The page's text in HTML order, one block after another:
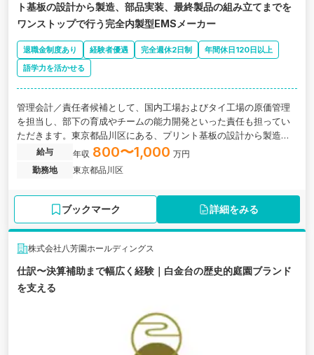
ト基板の設計から製造、部品実装、最終製品の組み立てまでを
ワンストップで行う完全内製型EMSメーカー
退職金制度あり 経験者優遇 完全週休2日制
年間休日120日以上
語学力を活かせる
管理会計／責任者候補として、国内工場およびタイ工場の原価管理
を担当し、部下の育成やチームの能力開発といった責任も担ってい
ただきます。東京都品川区にある、プリント基板の設計から製造、
部品実装、最終製品の組み立てまでをワンストップで行う完全内製
型EMSメーカーの求人です。
給与 年収 800〜1,000 万円
勤務地
東京都品川区
ブックマーク 詳細をみる
株式会社八芳園ホールディングス
仕訳〜決算補助まで幅広く経験｜白金台の歴史的庭園ブランド
を支える